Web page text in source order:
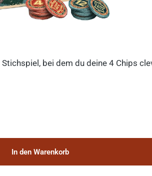
bei dem du deine 4 Chips
In den Warenkorb